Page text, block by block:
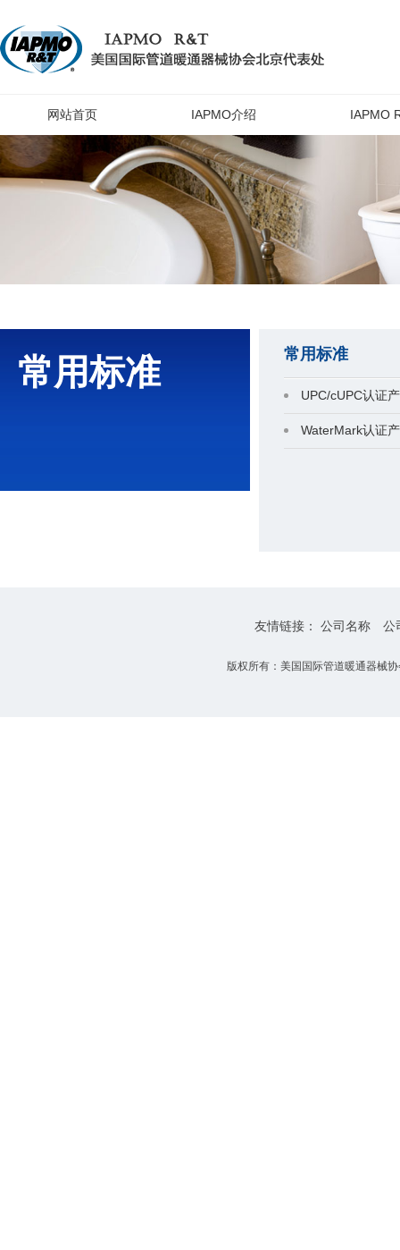
网站首页 IAPMO介绍 IAPMO
常用标准 常用标准
UPC/cUPC认证
WaterMark认证
友情链接： 公司名称 公
版权所有：美国国际管道暖通器械